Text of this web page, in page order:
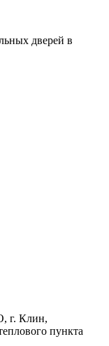
дверей в
г. Клин,
пункта